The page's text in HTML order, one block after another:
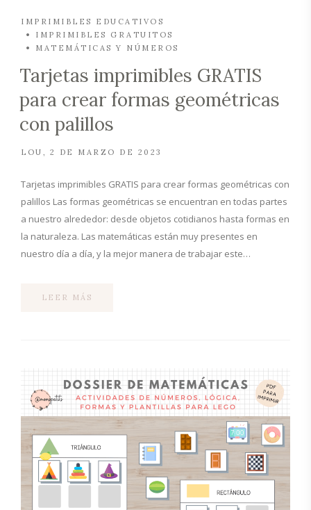
IMPRIMIBLES EDUCATIVOS
IMPRIMIBLES GRATUITOS
MATEMÁTICAS Y NÚMEROS
Tarjetas imprimibles GRATIS
para crear formas geométricas
con palillos
LOU 2 DE MARZO DE 2023
Tarjetas imprimibles GRATIS para crear formas geométricas con
palillos Las formas geométricas se encuentran en todas partes
a nuestro alrededor: desde objetos cotidianos hasta formas en
la naturaleza. Las matemáticas están muy presentes en
nuestro día a día, y la mejor manera de trabajar este…
LEER MÁS